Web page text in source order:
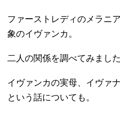
ファーストレディのメラニ
象のイヴァンカ。
二人の関係を調べてみました
イヴァンカの実母、イヴァ
という話についても。